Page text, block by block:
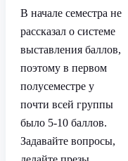
В начале семестра не
рассказал о системе
выставления баллов,
поэтому в первом
полусеместре у
почти всей группы
было 5-10 баллов.
Задавайте вопросы,